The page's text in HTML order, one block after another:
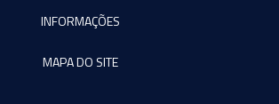
INFORMAÇÕES
MAPA DO SITE